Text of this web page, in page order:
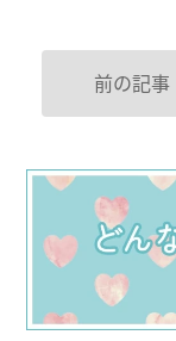
前の記事